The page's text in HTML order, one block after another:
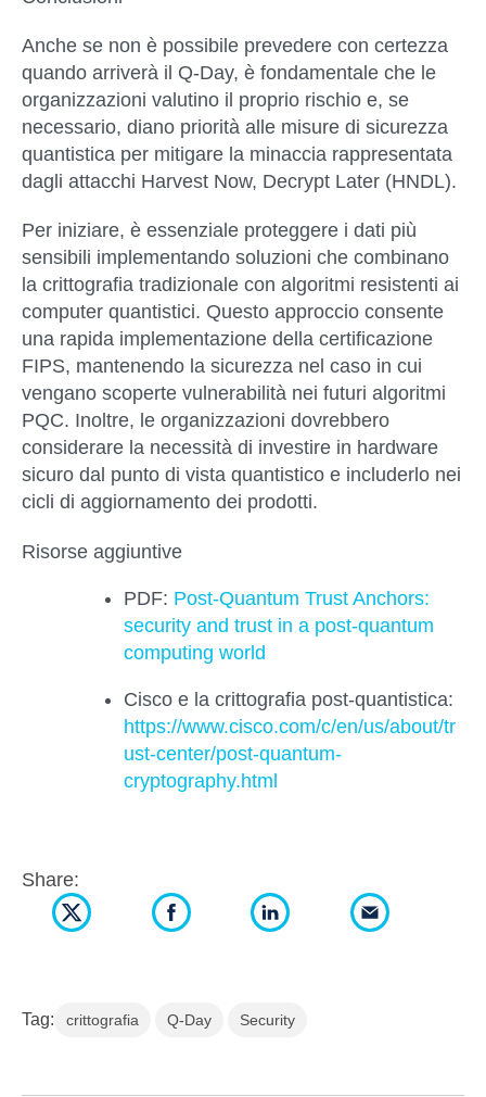
Anche se non è possibile prevedere con certezza
quando arriverà il Q-Day, è fondamentale che le
organizzazioni valutino il proprio rischio e, se
necessario, diano priorità alle misure di sicurezza
quantistica per mitigare la minaccia rappresentata
dagli attacchi Harvest Now, Decrypt Later (HNDL).
Per iniziare, è essenziale proteggere i dati più
sensibili implementando soluzioni che combinano
la crittografia tradizionale con algoritmi resistenti ai
computer quantistici. Questo approccio consente
una rapida implementazione della certificazione
FIPS, mantenendo la sicurezza nel caso in cui
vengano scoperte vulnerabilità nei futuri algoritmi
PQC. Inoltre, le organizzazioni dovrebbero
considerare la necessità di investire in hardware
sicuro dal punto di vista quantistico e includerlo nei
cicli di aggiornamento dei prodotti.
Risorse aggiuntive
PDF: Post-Quantum Trust Anchors:
security and trust in a post-quantum
computing world
Cisco e la crittografia post-quantistica:
https://www.cisco.com/c/en/us/about/tr
ust-center/post-quantum-
cryptography.html
Share:
Tag: crittografia Q-Day Security